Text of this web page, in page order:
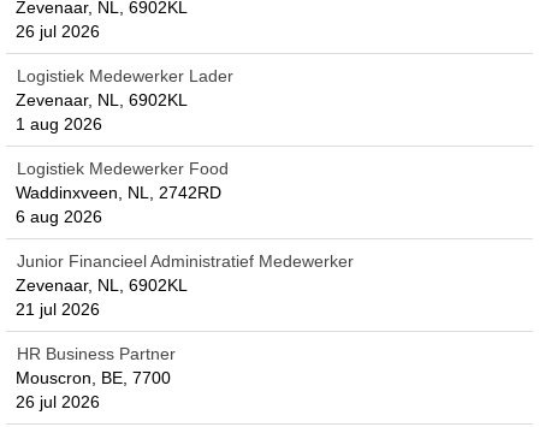
Zevenaar, NL, 6902KL
26 jul 2026
Logistiek Medewerker Lader
Zevenaar, NL, 6902KL
1 aug 2026
Logistiek Medewerker Food
Waddinxveen, NL, 2742RD
6 aug 2026
Junior Financieel Administratief Medewerker
Zevenaar, NL, 6902KL
21 jul 2026
HR Business Partner
Mouscron, BE, 7700
26 jul 2026